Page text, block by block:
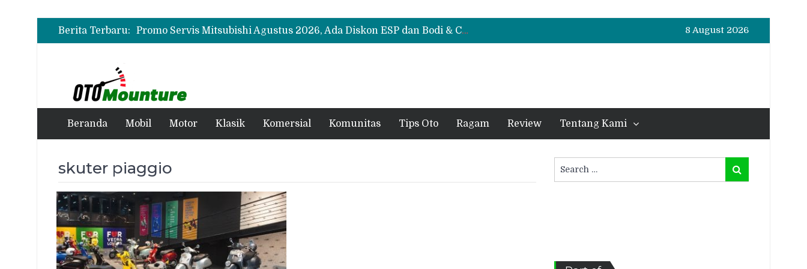
Berita Terbaru:
Bukan Cuma Layar 14,6 Inci, Ini Fitur Pintar Changan Nevo Q05 yang Dibanderol Rp309 Juta
Promo Servis Mitsubishi Agustus 2026, Ada Diskon ESP dan Bodi & Cat Kilau Merdeka
Suzuki XL7 Terbaru Jadi Favorit Test Drive di GIIAS 2026, Ini Fitur yang Paling Dipuji
8 August 2026
Beranda Mobil Motor Klasik Komersial Komunitas Tips Oto Ragam Review Tentang Kami
skuter piaggio
for:
Search